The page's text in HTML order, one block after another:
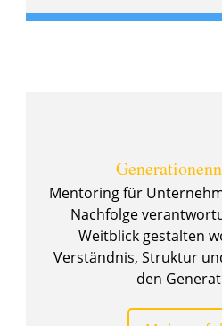
Mentoring für
Nachfolge
Weitblick gestalten
Verständnis, Struktur
den